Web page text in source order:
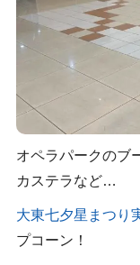
オペラパークのブ
カステラなど…
大東七夕星まつり
プコーン！